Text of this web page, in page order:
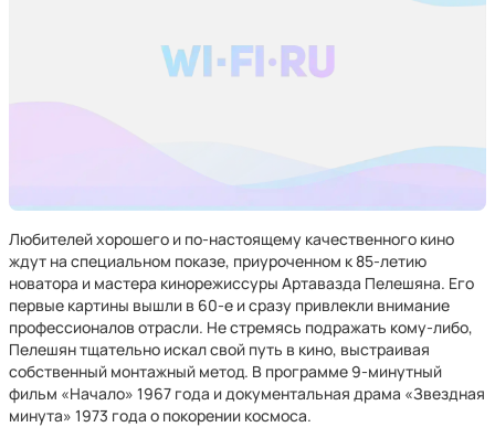
Любителей хорошего и по-настоящему качественного кино
ждут на специальном показе, приуроченном к 85-летию
новатора и мастера кинорежиссуры Артавазда Пелешяна. Его
первые картины вышли в 60-е и сразу привлекли внимание
профессионалов отрасли. Не стремясь подражать кому-либо,
Пелешян тщательно искал свой путь в кино, выстраивая
собственный монтажный метод. В программе 9-минутный
фильм «Начало» 1967 года и документальная драма «Звездная
минута» 1973 года о покорении космоса.